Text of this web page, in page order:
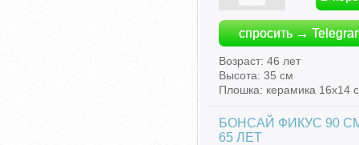
спросить →
Возраст: 46 лет
Высота: 35 см
Плошка: керамика 16х14
БОНСАЙ ФИКУС 90
65 ЛЕТ